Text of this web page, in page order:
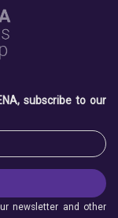
subscribe to our
newsletter and other